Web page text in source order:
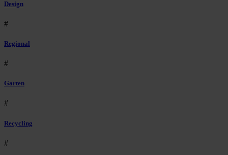
Design
#
Regional
#
Garten
#
Recycling
#